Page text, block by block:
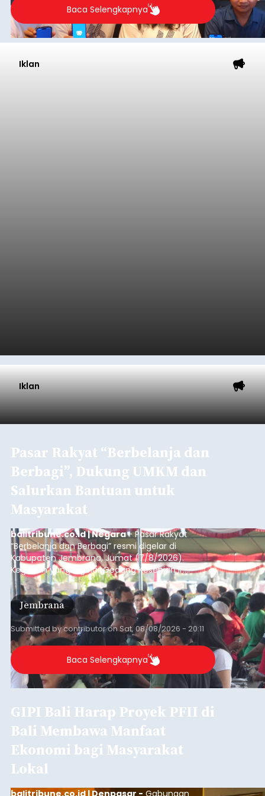
Baca Selengkapnya
Iklan
Iklan
Pasar Rakyat “Berbelanja dan
Berbagi”, Dukung UMKM dan
Salurkan Bantuan untuk
Masyarakat
balitribune.co.id | Negara- Pasar Rakyat
“Berbelanja dan Berbagi” resmi digelar di
Kabupaten Jembrana, Jumat (7/8/2026).
Kegiatan yang digelar Gedung Kesenian Ir.
Soekarno ini memadukan pemberdayaan
ekonomi masyarakat dengan aksi sosial tersebut
mendapat antusiasme tinggi dan mencatat nilai
transaksi mencapai Rp672.733.200.
Jembrana
Submitted bycontributoronSat, 08/08/2026 - 20:11
Baca Selengkapnya
GIPI Bali Harap Proyek PFII di
Bali Membawa Manfaat
Ekonomi bagi Masyarakat
Lokal
balitribune.co.id | Denpasar - Gabungan